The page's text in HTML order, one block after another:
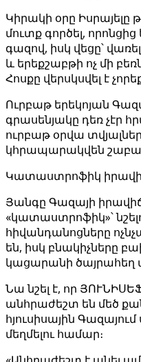
Կիրակի օրը Իսրայելը
մուտք գործել,
գազով, իսկ վեցը՝
և երեքշաբթի ոչ մի
Հոսքը վերսկսվել է
Ուրբաթ երեկոյան
գրասենյակը դեռ չէր
ուրբաթ օրվա
կհրապարակվեն
Կատաստրոֆիկ
Յանգը Գազայի
«կատաստրոֆիկ»՝
հիվանդանոցները
են, իսկ բնակիչները
կացարանի ծայրահեղ
Նա նշել է, որ
անհրաժեշտ են մեծ
հյուսիսային
մեղմելու համար։